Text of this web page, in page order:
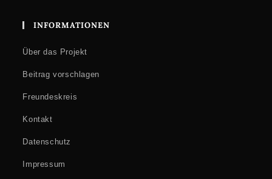
INFORMATIONEN
Über das Projekt
Beitrag vorschlagen
Freundeskreis
Kontakt
Datenschutz
Impressum